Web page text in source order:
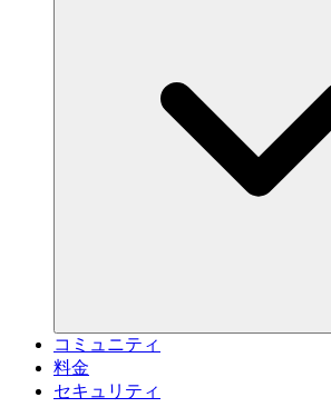
コミュニティ
料金
セキュリティ